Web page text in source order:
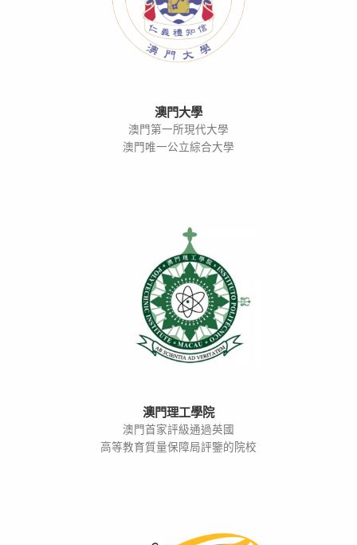
澳門大學
澳門第一所現代大學
澳門唯一公立綜合大學
澳門理工學院
澳門首家評級通過英國
高等教育質量保障局評鑒的院校